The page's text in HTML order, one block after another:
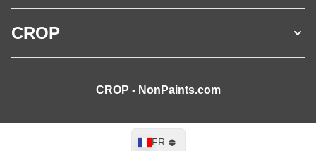
CROP
CROP - NonPaints.com
Langue
FR